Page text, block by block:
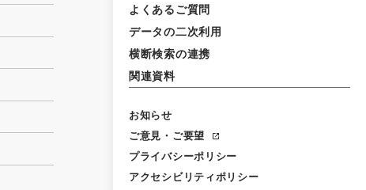
よくあるご質問
データの二次利用
横断検索の連携
関連資料
お知らせ
ご意見・ご要望
プライバシーポリシー
アクセシビリティポリシー